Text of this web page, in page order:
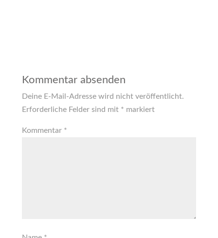
Kommentar absenden
Deine E-Mail-Adresse wird nicht veröffentlicht.
Erforderliche Felder sind mit * markiert
Kommentar *